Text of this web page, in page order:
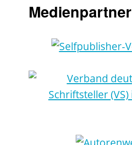
Medienpartner